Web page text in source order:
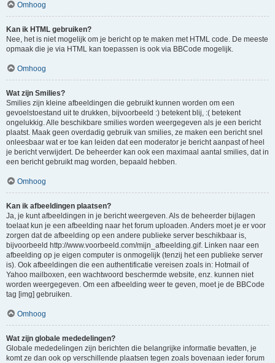
Omhoog
Kan ik HTML gebruiken?
Nee, het is niet mogelijk om je bericht op te maken met HTML code. De meeste
opmaak die je via HTML kan toepassen is ook via BBCode mogelijk.
Omhoog
Wat zijn Smilies?
Smilies zijn kleine afbeeldingen die gebruikt kunnen worden om een
gevoelstoestand uit te drukken, bijvoorbeeld :) betekent blij, :( betekent
ongelukkig. Alle beschikbare smilies worden weergegeven als je een bericht
plaatst. Maak geen overdadig gebruik van smilies, ze maken een bericht snel
onleesbaar wat er toe kan leiden dat een moderator je bericht aanpast of heel
je bericht verwijdert. De beheerder kan ook een maximaal aantal smilies, dat in
een bericht gebruikt mag worden, bepaald hebben.
Omhoog
Kan ik afbeeldingen plaatsen?
Ja, je kunt afbeeldingen in je bericht weergeven. Als de beheerder bijlagen
toelaat kun je een afbeelding naar het forum uploaden. Anders moet je er voor
zorgen dat de afbeelding op een andere publieke server beschikbaar is,
bijvoorbeeld http://www.voorbeeld.com/mijn_afbeelding.gif. Linken naar een
afbeelding op je eigen computer is onmogelijk (tenzij het een publieke server
is). Ook afbeeldingen die een authentificatie vereisen zoals in: Hotmail of
Yahoo mailboxen, een wachtwoord beschermde website, enz. kunnen niet
worden weergegeven. Om een afbeelding weer te geven, moet je de BBCode
tag [img] gebruiken.
Omhoog
Wat zijn globale mededelingen?
Globale mededelingen zijn berichten die belangrijke informatie bevatten, je
komt ze dan ook op verschillende plaatsen tegen zoals bovenaan ieder forum